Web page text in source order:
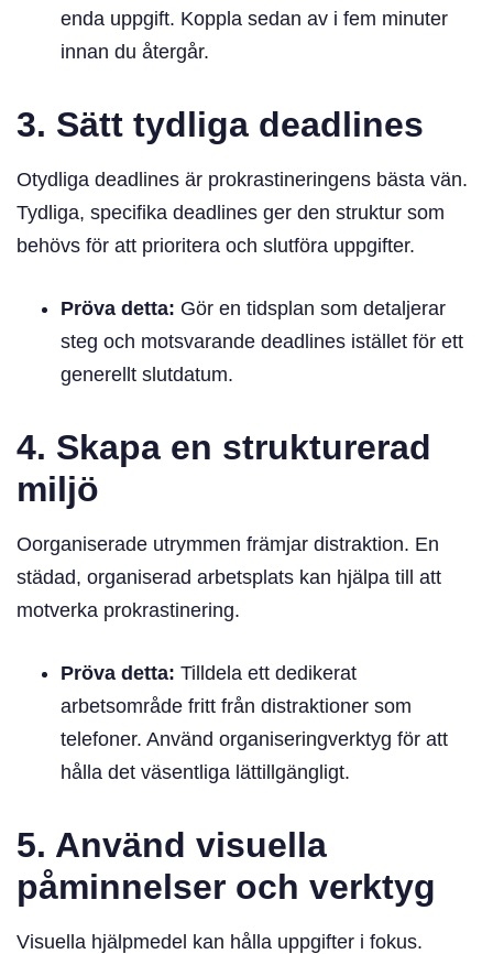
enda uppgift. Koppla sedan av i fem minuter
innan du återgår.
3. Sätt tydliga deadlines
Otydliga deadlines är prokrastineringens bästa vän.
Tydliga, specifika deadlines ger den struktur som
behövs för att prioritera och slutföra uppgifter.
Pröva detta: Gör en tidsplan som detaljerar
steg och motsvarande deadlines istället för ett
generellt slutdatum.
4. Skapa en strukturerad
miljö
Oorganiserade utrymmen främjar distraktion. En
städad, organiserad arbetsplats kan hjälpa till att
motverka prokrastinering.
Pröva detta: Tilldela ett dedikerat
arbetsområde fritt från distraktioner som
telefoner. Använd organiseringverktyg för att
hålla det väsentliga lättillgängligt.
5. Använd visuella
påminnelser och verktyg
Visuella hjälpmedel kan hålla uppgifter i fokus.